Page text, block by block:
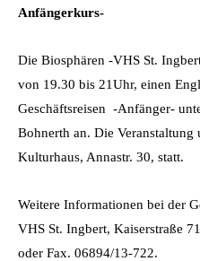
Anfängerkurs-
Die Biosphären -VHS St.
von 19.30 bis 21Uhr, einen
Geschäftsreisen -Anfänger-
Bohnerth an. Die
Kulturhaus, Annastr. 30, statt.
Weitere Informationen bei der
VHS St. Ingbert, Kaiserstraße
oder Fax. 06894/13-722.